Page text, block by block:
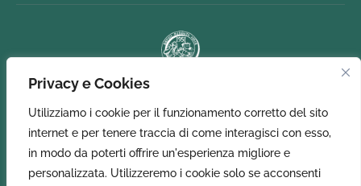
Privacy e Cookies
Utilizziamo i cookie per il funzionamento corretto del sito
internet e per tenere traccia di come interagisci con esso,
in modo da poterti offrire un'esperienza migliore e
personalizzata. Utilizzeremo i cookie solo se acconsenti